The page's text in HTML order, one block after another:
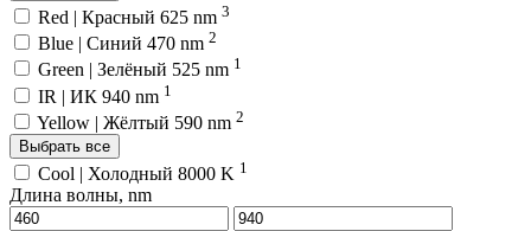
Red | Красный 625 nm 3
Blue | Синий 470 nm 2
Green | Зелёный 525 nm 1
IR | ИК 940 nm 1
Yellow | Жёлтый 590 nm 2
Выбрать все
Cool | Холодный 8000 K 1
Длина волны, nm